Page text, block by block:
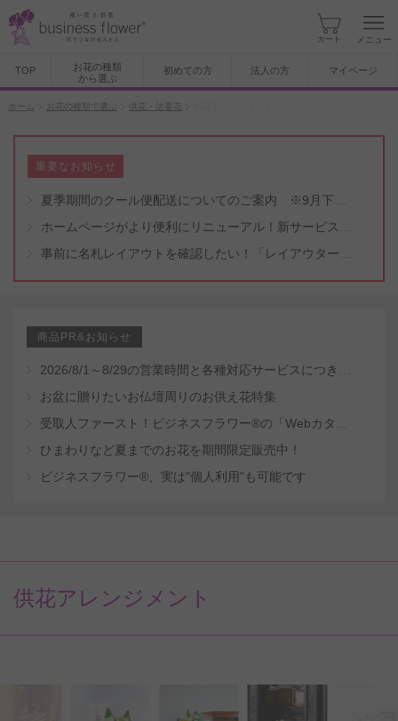
カート メニュー
TOP
お花の種類
から選ぶ
初めての方 法人の方 マイページ
ホーム お花の種類で選ぶ 供花・法要花
重要なお知らせ
商品PR&お知らせ
お盆に贈りたいお仏壇周りのお供え花特集
ひまわりなど夏までのお花を期間限定販売中！
ビジネスフラワー®、実は"個人利用"も可能です
供花アレンジメント